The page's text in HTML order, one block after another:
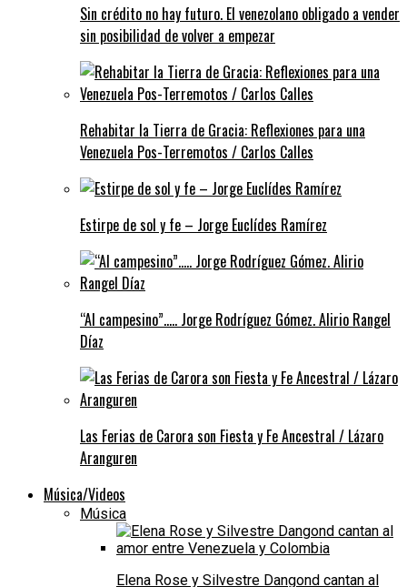
Sin crédito no hay futuro. El venezolano obligado a vender
sin posibilidad de volver a empezar
Rehabitar la Tierra de Gracia: Reflexiones para una
Venezuela Pos-Terremotos / Carlos Calles
Estirpe de sol y fe – Jorge Euclídes Ramírez
“Al campesino”….. Jorge Rodríguez Gómez. Alirio Rangel
Díaz
Las Ferias de Carora son Fiesta y Fe Ancestral / Lázaro
Aranguren
Música/Videos
Música
Elena Rose y Silvestre Dangond cantan al